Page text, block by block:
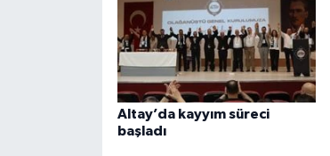
Altay’da kayyım süreci
başladı